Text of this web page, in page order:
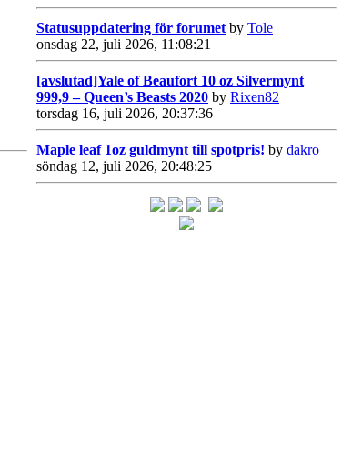
Statusuppdatering för forumet by Tole
onsdag 22, juli 2026, 11:08:21
[avslutad]Yale of Beaufort 10 oz Silvermynt
999,9 – Queen’s Beasts 2020 by Rixen82
torsdag 16, juli 2026, 20:37:36
Maple leaf 1oz guldmynt till spotpris! by dakro
söndag 12, juli 2026, 20:48:25